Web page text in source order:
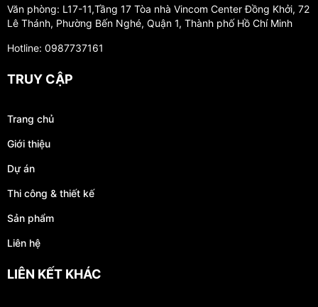
Văn phòng: L17-11,Tầng 17 Tòa nhà Vincom Center Đồng Khởi, 72
Lê Thánh, Phường Bến Nghé, Quận 1, Thành phố Hồ Chí Minh
Hotline: 0987737161
TRUY CẬP
Trang chủ
Giới thiệu
Dự án
Thi công & thiết kế
Sản phẩm
Liên hệ
LIÊN KẾT KHÁC